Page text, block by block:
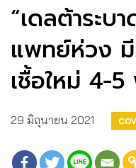
“เดลต้าระบ
แพทย์ห่วง
เชื้อใหม่ 4-
29 มิถุนายน 2021